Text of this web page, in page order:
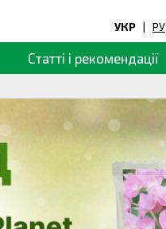
УКР | РУ
Статті і рекомендації